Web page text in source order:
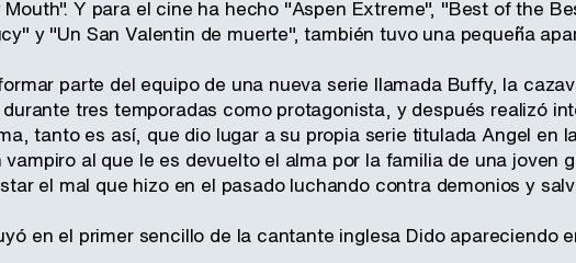
Y para el cine ha hecho "Aspen Extreme", "Best of the
y "Un San Valentin de muerte", también tuvo una pequeña
parte del equipo de una nueva serie llamada Buffy, la
tres temporadas como protagonista, y después realizó
tanto es así, que dio lugar a su propia serie titulada Angel en
al que le es devuelto el alma por la familia de una joven
el mal que hizo en el pasado luchando contra demonios y
en el primer sencillo de la cantante inglesa Dido apareciendo